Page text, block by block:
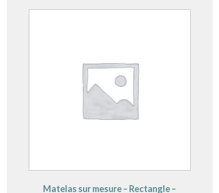
Matelas sur mesure – Rectangle –